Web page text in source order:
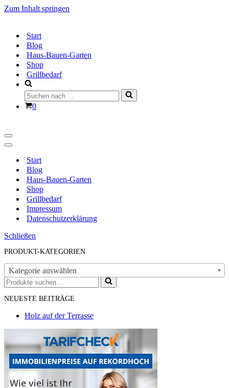
Zum Inhalt springen
Start
Blog
Haus-Bauen-Garten
Shop
Grillbedarf
Suchen
nach …
Warenkorb
0
Navigationsmenü
Navigationsmenü
Start
Blog
Haus-Bauen-Garten
Shop
Grillbedarf
Impressum
Datenschutzerklärung
Schließen
PRODUKT-KATEGORIEN
Kategorie auswählen
Suchen
nach …
NEUESTE BEITRÄGE
Holz auf der Terrasse